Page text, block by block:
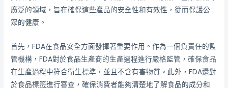
廣泛的領域，旨在確保這些產品的安全性和有效性，從而保護公
眾的健康。
首先，FDA在食品安全方面發揮著重要作用。作為一個負責任的監
管機構，FDA對於食品生產商的生產過程進行嚴格監管，確保食品
在生產過程中符合衛生標準，並且不含有害物質。此外，FDA還對
於食品標籤進行審查，確保消費者能夠清楚地了解食品的成分和